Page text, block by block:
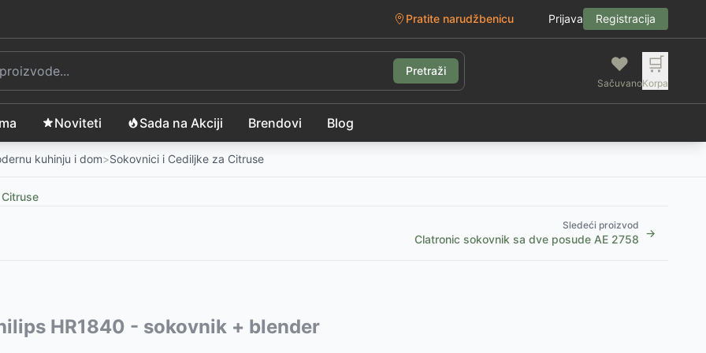
Pratite narudžbenicu Prijava Registracija
Pretraži ❤️
Sačuvano
🛒
Korpa
Noviteti Sada na Akciji Brendovi Blog
kuhinju i dom>Sokovnici i Cediljke za Citruse
Sledeći proizvod
Clatronic sokovnik sa dve posude AE 2758 →
RSD
-
HR1840 - sokovnik + blender